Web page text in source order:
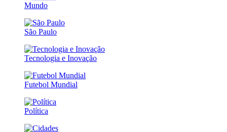
Mundo
São Paulo
Tecnologia e Inovação
Futebol Mundial
Política